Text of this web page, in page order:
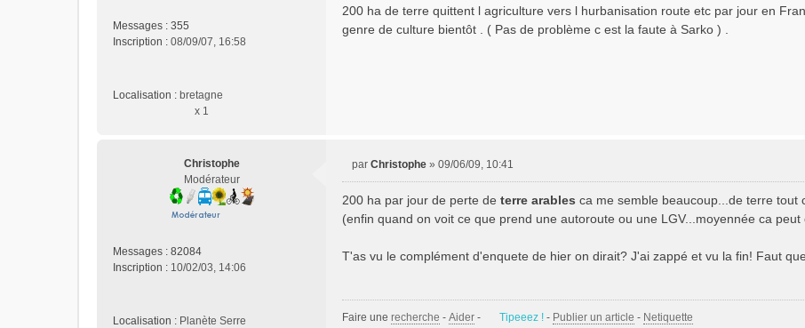
Messages : 355
Inscription : 08/09/07, 16:58
Localisation : bretagne
x 1
s
s
u
200 ha de terre quittent l agriculture vers l hurbanisation route etc par jour en
genre de culture bientôt . ( Pas de problème c est la faute à Sarko ) .
Christophe
Modérateur
Messages : 82084
Inscription : 10/02/03, 14:06
Localisation : Planète Serre
s
s
g
o
n
par Christophe » 09/06/09, 10:41
200 ha par jour de perte de terre arables ca me semble beaucoup...de terre tout
(enfin quand on voit ce que prend une autoroute ou une LGV...moyennée ca
T'as vu le complément d'enquete de hier on dirait? J'ai zappé et vu la fin! Faut
Faire une recherche - Aider - Tipeeez ! - Publier un article - Netiquette